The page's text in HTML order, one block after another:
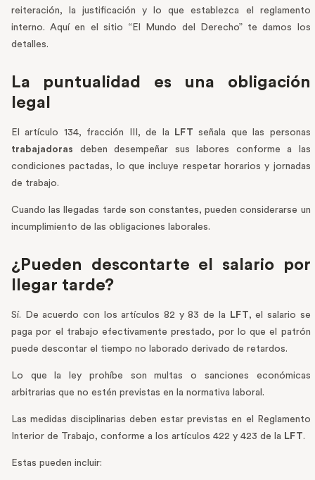
reiteración, la justificación y lo que establezca el reglamento
interno. Aquí en el sitio “El Mundo del Derecho” te damos los
detalles.
La puntualidad es una obligación
legal
El artículo 134, fracción III, de la LFT señala que las personas
trabajadoras deben desempeñar sus labores conforme a las
condiciones pactadas, lo que incluye respetar horarios y jornadas
de trabajo.
Cuando las llegadas tarde son constantes, pueden considerarse un
incumplimiento de las obligaciones laborales.
¿Pueden descontarte el salario por
llegar tarde?
Sí. De acuerdo con los artículos 82 y 83 de la LFT, el salario se
paga por el trabajo efectivamente prestado, por lo que el patrón
puede descontar el tiempo no laborado derivado de retardos.
Lo que la ley prohíbe son multas o sanciones económicas
arbitrarias que no estén previstas en la normativa laboral.
Las medidas disciplinarias deben estar previstas en el Reglamento
Interior de Trabajo, conforme a los artículos 422 y 423 de la LFT.
Estas pueden incluir: